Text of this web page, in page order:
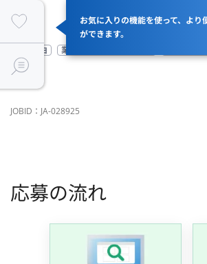
お気に入りの機能を使って、より
ができます。
服装自由
業界のリードカンパニー
JOBID：JA-028925
応募の流れ